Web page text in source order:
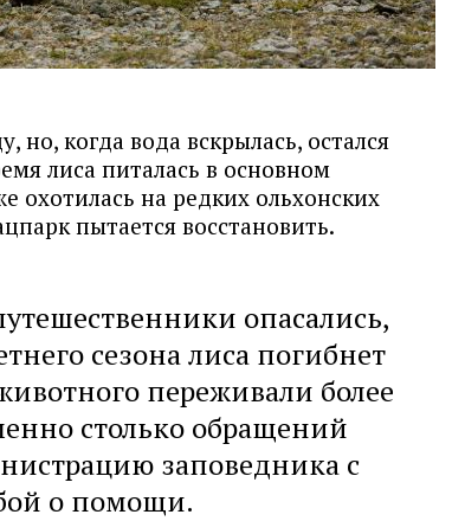
но, когда вода вскрылась, остался
лиса питалась в основном
охотилась на редких ольхонских
пытается восстановить.
опасались,
сезона лиса погибнет
переживали более
столько обращений
заповедника с
о помощи.